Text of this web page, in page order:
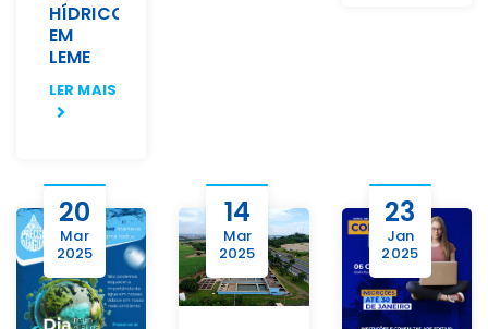
HÍDRICOS
EM
LEME
LER MAIS
20
Mar
2025
14
Mar
2025
23
Jan
2025